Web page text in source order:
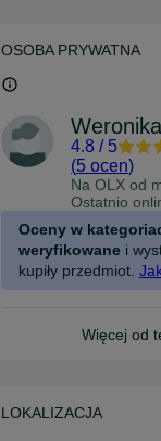
OSOBA PRYWATNA
Weronika
4.8 / 5
(5 ocen)
Na OLX od
Ostatnio
Oceny w
weryfikowane i
kupiły przedmiot.
Więcej od
LOKALIZACJA